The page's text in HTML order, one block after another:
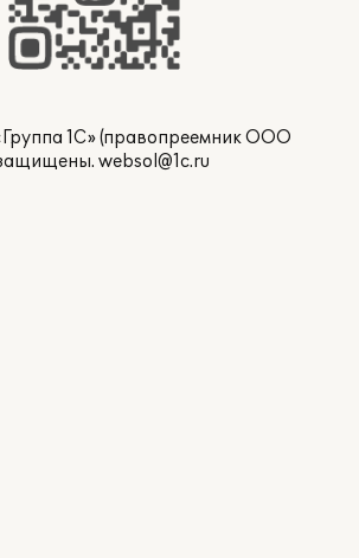
1С» (правопреемник ООО
websol@1c.ru